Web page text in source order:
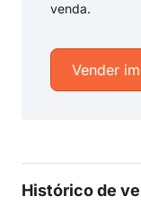
venda.
Vender
Histórico de